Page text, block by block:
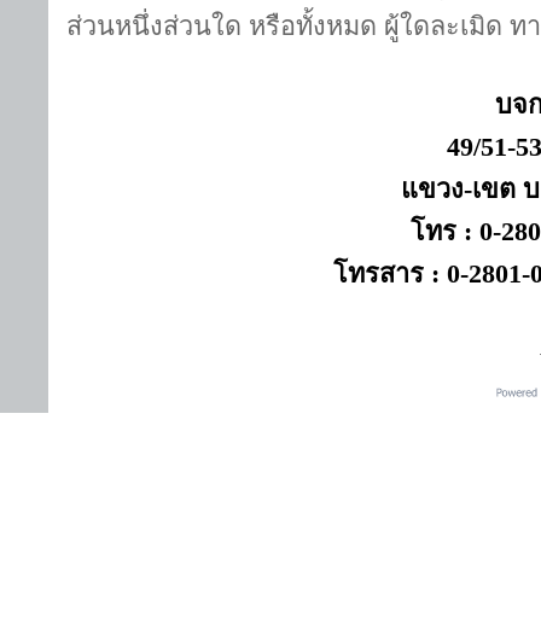
ส่วนหนึ่งส่วนใด หรือทั้งหมด ผู้ใดละเมิด
บจ
49/51-
แขวง-เขต
โทร : 0-
โทรสาร : 0-2801-